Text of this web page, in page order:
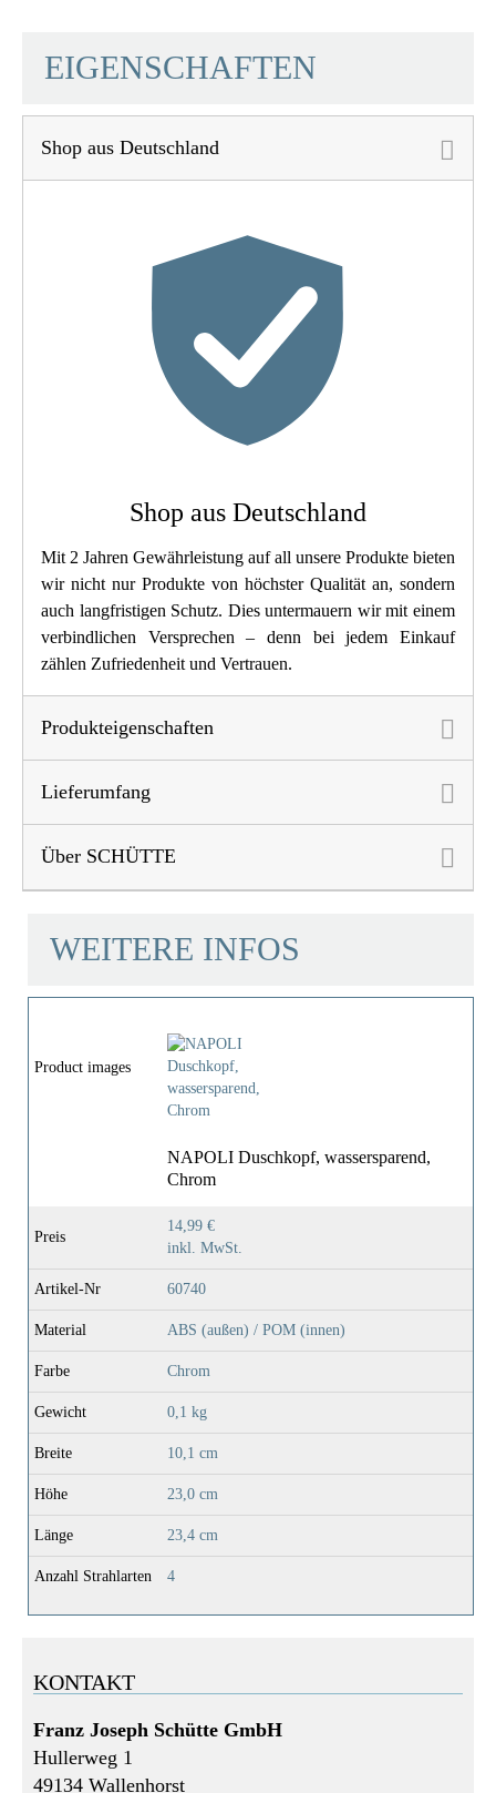
Material
ABS (außen) / POM
0,1 Kg
10,1 Cm
23,4 Cm
Anzahl Strahlarten 4
EIGENSCHAFTEN
Shop aus Deutschland
Shop aus Deutschland
Mit 2 Jahren Gewährleistung auf all unsere Produkte bieten
wir nicht nur Produkte von höchster Qualität an, sondern
auch langfristigen Schutz. Dies untermauern wir mit einem
verbindlichen Versprechen – denn bei jedem Einkauf
zählen Zufriedenheit und Vertrauen.
Produkteigenschaften
Lieferumfang
Über SCHÜTTE
WEITERE INFOS
Product images
NAPOLI Duschkopf, wassersparend,
Chrom
Preis
14,99 €
inkl. MwSt.
Artikel-Nr 60740
Material ABS (außen) / POM (innen)
Farbe Chrom
Gewicht 0,1 kg
Breite 10,1 cm
Höhe 23,0 cm
Länge 23,4 cm
Anzahl Strahlarten 4
KONTAKT
Franz Joseph Schütte GmbH
Hullerweg 1
49134 Wallenhorst